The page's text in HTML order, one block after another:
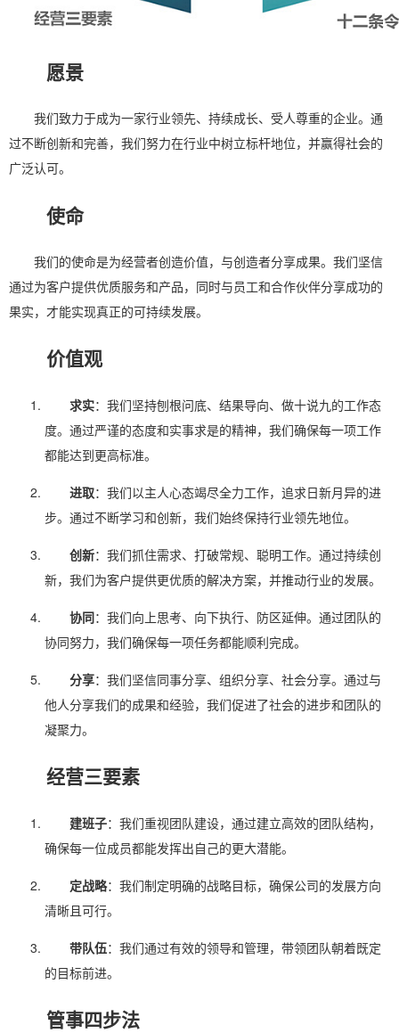
愿景
我们致力于成为一家行业领先、持续成长、受人尊重的企业。通
过不断创新和完善，我们努力在行业中树立标杆地位，并赢得社会的
广泛认可。
使命
我们的使命是为经营者创造价值，与创造者分享成果。我们坚信
通过为客户提供优质服务和产品，同时与员工和合作伙伴分享成功的
果实，才能实现真正的可持续发展。
价值观
求实：我们坚持刨根问底、结果导向、做十说九的工作态
度。通过严谨的态度和实事求是的精神，我们确保每一项工作
都能达到更高标准。
进取：我们以主人心态竭尽全力工作，追求日新月异的进
步。通过不断学习和创新，我们始终保持行业领先地位。
创新：我们抓住需求、打破常规、聪明工作。通过持续创
新，我们为客户提供更优质的解决方案，并推动行业的发展。
协同：我们向上思考、向下执行、防区延伸。通过团队的
协同努力，我们确保每一项任务都能顺利完成。
分享：我们坚信同事分享、组织分享、社会分享。通过与
他人分享我们的成果和经验，我们促进了社会的进步和团队的
凝聚力。
经营三要素
建班子：我们重视团队建设，通过建立高效的团队结构，
确保每一位成员都能发挥出自己的更大潜能。
定战略：我们制定明确的战略目标，确保公司的发展方向
清晰且可行。
带队伍：我们通过有效的领导和管理，带领团队朝着既定
的目标前进。
管事四步法